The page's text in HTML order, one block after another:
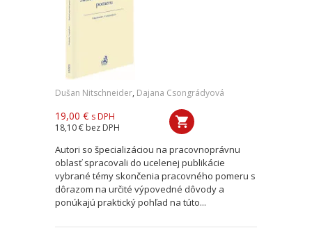
Dušan Nitschneider, Dajana Csongrádyová
19,00 € s DPH
18,10 € bez DPH
Autori so špecializáciou na pracovnoprávnu
oblasť spracovali do ucelenej publikácie
vybrané témy skončenia pracovného pomeru s
dôrazom na určité výpovedné dôvody a
ponúkajú praktický pohľad na túto...